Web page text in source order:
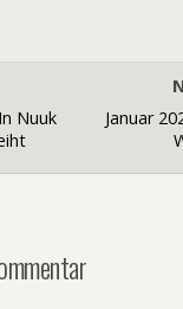
Nuuk
Januar